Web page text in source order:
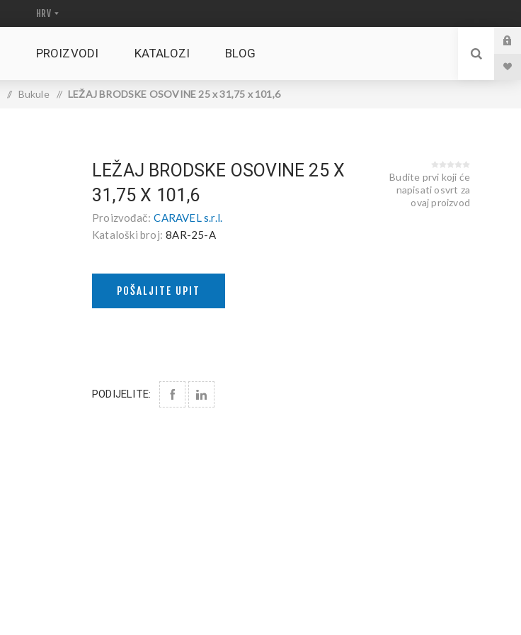
PROIZVODI KATALOZI BLOG
/ Bukule / LEŽAJ BRODSKE OSOVINE 25 x 31,75 x 101,6
LEŽAJ BRODSKE OSOVINE 25 X
31,75 X 101,6
Proizvođač: CARAVEL s.r.l.
Kataloški broj: 8AR-25-A
Budite prvi koji će
napisati osvrt za
ovaj proizvod
POŠALJITE UPIT
PODIJELITE: